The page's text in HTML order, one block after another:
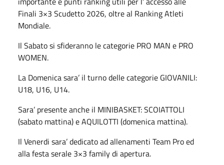
Finali 3×3 Scudetto 2026, oltre al Ranking Atleti
Mondiale.
Il Sabato si sfideranno le categorie PRO MAN e PRO
WOMEN.
La Domenica sara’ il turno delle categorie GIOVANILI:
U18, U16, U14.
Sara’ presente anche il MINIBASKET: SCOIATTOLI
(sabato mattina) e AQUILOTTI (domenica mattina).
Il Venerdi sara’ dedicato ad allenamenti Team Pro ed
alla festa serale 3×3 family di apertura.